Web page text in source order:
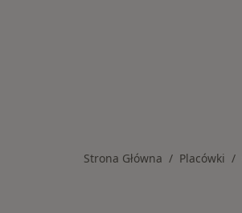
Strona Główna Placówki